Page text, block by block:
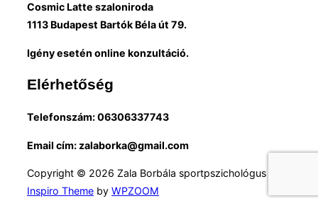
Cosmic Latte szaloniroda
1113 Budapest Bartók Béla út 79.
Igény esetén online konzultáció.
Elérhetőség
Telefonszám: 06306337743
Email cím: zalaborka@gmail.com
Copyright © 2026 Zala Borbála sportpszichológus
Inspiro Theme by WPZOOM